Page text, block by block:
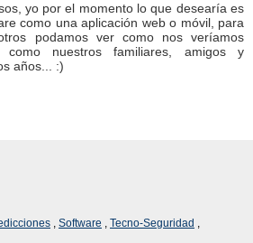
yo por el momento lo que desearía es
como una aplicación web o móvil, para
podamos ver como nos veríamos
como nuestros familiares, amigos y
años... :)
, Software , Tecno-Seguridad ,